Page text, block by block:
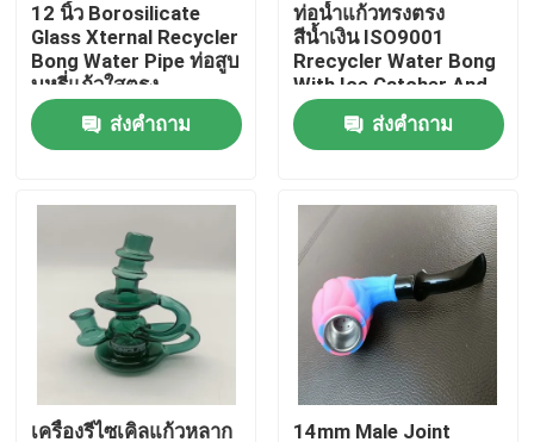
ควบคุมคุณภาพ
ติดต่อเรา
ข่าว
บ้องแก้ว
บ้องแก้วน้ำ
12 นิ้ว Borosilicate
Glass Xternal Recycler
Bong Water Pipe ท่อสูบ
บุหรี่แก้วใสตรง
ส่งคำถาม
ท่อน้ำแก้วทรงตรง
สีน้ำเงิน ISO9001
Rrecycler Water Bong
With Ice Catcher And
Percolator
ส่งคำถาม
เครื่องรีไซเคิลแก้วหลาก 14mm Male Joint